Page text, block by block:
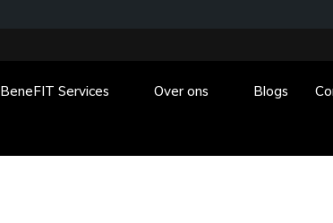
BeneFIT Services Over ons Blogs